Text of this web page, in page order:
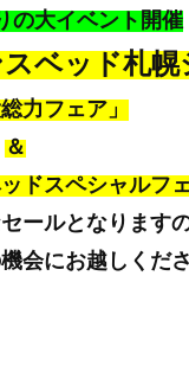
の大イベント開催
ベッド札幌
力フェア」
＆
ッドスペシャルフェ
ールとなります
会にお越しくだ